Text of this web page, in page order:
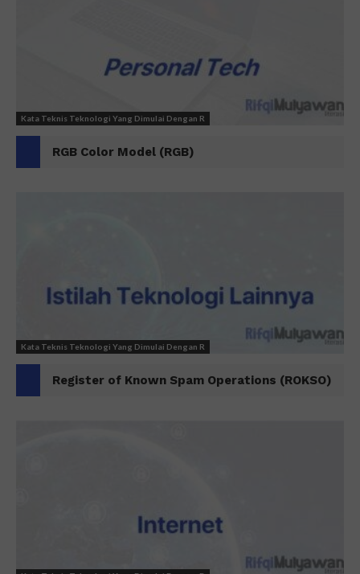
Kata Teknis Teknologi Yang Dimulai Dengan R
RGB Color Model (RGB)
Kata Teknis Teknologi Yang Dimulai Dengan R
Register of Known Spam Operations (ROKSO)